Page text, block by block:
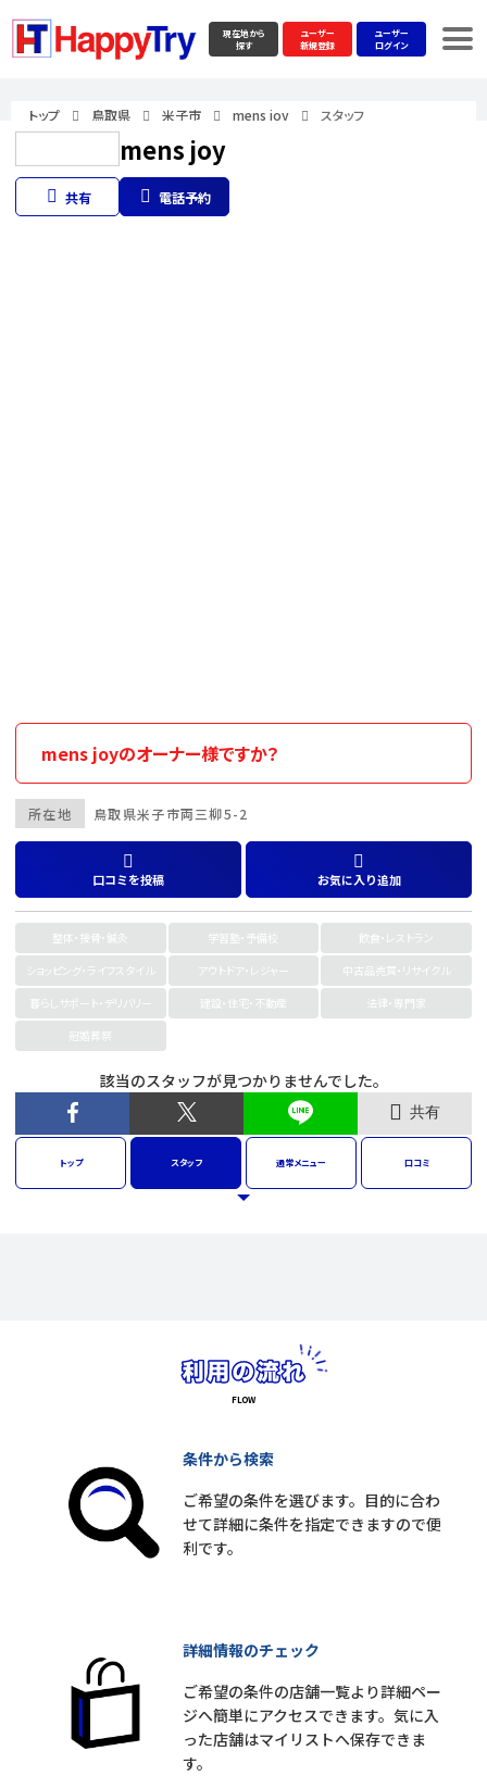
現在地から
探す
ユーザー
新規登録
ユーザー
ログイン
トップ 鳥取県 米子市 mens joy スタッフ
mens joy
共有 電話予約
mens joyのオーナー様ですか？
所在地 鳥取県米子市両三柳5-2
口コミを投稿 お気に入り追加
整体・接骨・鍼灸 学習塾・予備校
飲食・レストラン
ショッピング・ライフスタイル
アウトドア・レジャー
中古品売買・リサイクル
暮らしサポート・デリバリー
建設・住宅・不動産
法律・専門家
冠婚葬祭
該当のスタッフが見つかりませんでした。
共有
トップ スタッフ 通常メニュー 口コミ
条件から検索
ご希望の条件を選びます。目的に合わ
せて詳細に条件を指定できますので便
利です。
詳細情報のチェック
ご希望の条件の店舗一覧より詳細ペー
ジへ簡単にアクセスできます。気に入
った店舗はマイリストへ保存できま
す。